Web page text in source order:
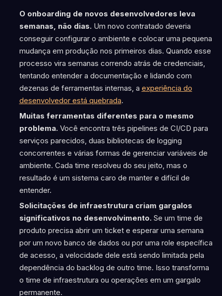
O onboarding de novos desenvolvedores leva
semanas, não dias.Um novo contratado deveria
conseguir configurar o ambiente e colocar uma pequena
mudança em produção nos primeiros dias. Quando esse
processo vira semanas correndo atrás de credenciais,
tentando entender a documentação e lidando com
dezenas de ferramentas internas, a experiência do
desenvolvedor está quebrada.
Muitas ferramentas diferentes para o mesmo
problema.Você encontra três pipelines de CI/CD para
serviços parecidos, duas bibliotecas de logging
concorrentes e várias formas de gerenciar variáveis de
ambiente. Cada time resolveu do seu jeito, mas o
resultado é um sistema caro de manter e difícil de
entender.
Solicitações de infraestrutura criam gargalos
significativos no desenvolvimento.Se um time de
produto precisa abrir um ticket e esperar uma semana
por um novo banco de dados ou por uma role específica
de acesso, a velocidade dele está sendo limitada pela
dependência do backlog de outro time. Isso transforma
o time de infraestrutura ou operações em um gargalo
permanente.